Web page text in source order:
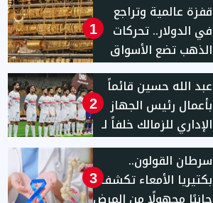
1
قفزة عالمية وتراجع
في الدولار.. تحركات
الذهب تضع الأسواق
المصرية تحت المجهر
2
عبد الله حسين قائماً
بأعمال رئيس الجهاز
الإداري للزمالك خلفاً لـ
"تيتو"
3
سرطان القولون..
بكتيريا الأمعاء تكشف